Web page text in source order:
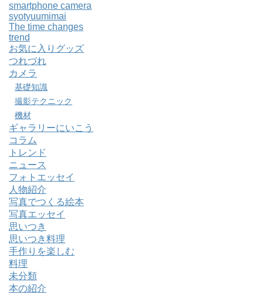
smartphone camera
syotyuumimai
The time changes
trend
お気に入りグッズ
つれづれ
カメラ
基礎知識
撮影テクニック
機材
ギャラリーにいこう
コラム
トレンド
ニュース
フォトエッセイ
人物紹介
写真でつくる絵本
写真エッセイ
思いつき
思いつき料理
手作りを楽しむ
料理
未分類
本の紹介